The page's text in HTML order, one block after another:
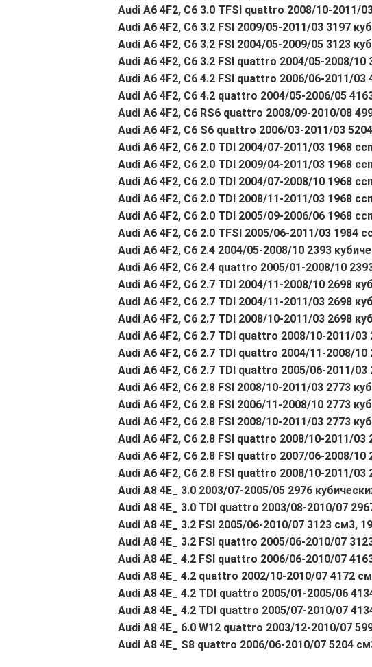
Audi A6 4F2, C6 3.0 TFSI quattro 2008/10-2011/
Audi A6 4F2, C6 3.2 FSI 2009/05-2011/03 3197
Audi A6 4F2, C6 3.2 FSI 2004/05-2009/05 3123
Audi A6 4F2, C6 3.2 FSI quattro 2004/05-2008/
Audi A6 4F2, C6 4.2 FSI quattro 2006/06-2011/
Audi A6 4F2, C6 4.2 quattro 2004/05-2006/05
Audi A6 4F2, C6 RS6 quattro 2008/09-2010/08
Audi A6 4F2, C6 S6 quattro 2006/03-2011/03
Audi A6 4F2, C6 2.0 TDI 2004/07-2011/03 1968
Audi A6 4F2, C6 2.0 TDI 2009/04-2011/03 1968
Audi A6 4F2, C6 2.0 TDI 2004/07-2008/10 1968
Audi A6 4F2, C6 2.0 TDI 2008/11-2011/03 1968
Audi A6 4F2, C6 2.0 TDI 2005/09-2006/06 1968
Audi A6 4F2, C6 2.0 TFSI 2005/06-2011/03 1984
Audi A6 4F2, C6 2.4 2004/05-2008/10 2393
Audi A6 4F2, C6 2.4 quattro 2005/01-2008/10
Audi A6 4F2, C6 2.7 TDI 2004/11-2008/10 2698
Audi A6 4F2, C6 2.7 TDI 2004/11-2011/03 2698
Audi A6 4F2, C6 2.7 TDI 2008/10-2011/03 2698
Audi A6 4F2, C6 2.7 TDI quattro 2008/10-2011/
Audi A6 4F2, C6 2.7 TDI quattro 2004/11-2008/
Audi A6 4F2, C6 2.7 TDI quattro 2005/06-2011/
Audi A6 4F2, C6 2.8 FSI 2008/10-2011/03 2773
Audi A6 4F2, C6 2.8 FSI 2006/11-2008/10 2773
Audi A6 4F2, C6 2.8 FSI 2008/10-2011/03 2773
Audi A6 4F2, C6 2.8 FSI quattro 2008/10-2011/
Audi A6 4F2, C6 2.8 FSI quattro 2007/06-2008/
Audi A6 4F2, C6 2.8 FSI quattro 2008/10-2011/
Audi A8 4E_ 3.0 2003/07-2005/05 2976
Audi A8 4E_ 3.0 TDI quattro 2003/08-2010/07
Audi A8 4E_ 3.2 FSI 2005/06-2010/07 3123 см3,
Audi A8 4E_ 3.2 FSI quattro 2005/06-2010/07
Audi A8 4E_ 4.2 FSI quattro 2006/06-2010/07
Audi A8 4E_ 4.2 quattro 2002/10-2010/07 4172
Audi A8 4E_ 4.2 TDI quattro 2005/01-2005/06
Audi A8 4E_ 4.2 TDI quattro 2005/07-2010/07
Audi A8 4E_ 6.0 W12 quattro 2003/12-2010/07
Audi A8 4E_ S8 quattro 2006/06-2010/07 5204